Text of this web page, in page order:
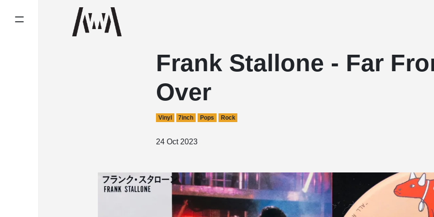
Frank Stallone - Far
Over
Vinyl 7inch Pops Rock
24 Oct 2023